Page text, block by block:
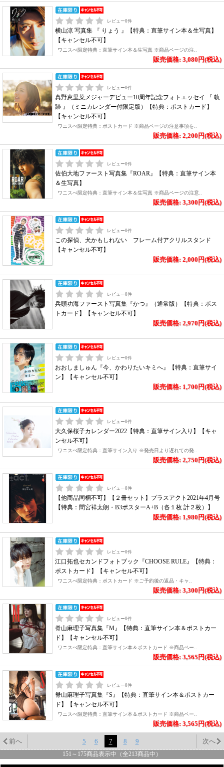
レビュー0件
横山涼 写真集 『 りょう 』【特典：直筆サイン本＆生写真】
【キャンセル不可】
ワニスぺ限定特典：直筆サイン本＆生写真 ※商品ページの注..
販売価格: 3,080円(税込)
レビュー0件
真野恵里菜メジャーデビュー10周年記念フォトエッセイ 『 軌
跡 』（ミニカレンダー付限定版）【特典：ポストカード】
【キャンセル不可】
ワニスぺ限定特典：ポストカード ※商品ページの注意事項を..
販売価格: 2,200円(税込)
レビュー0件
佐伯大地ファースト写真集『ROAR』【特典：直筆サイン本
＆生写真】
ワニスぺ限定特典：直筆サイン本＆生写真 ※商品ページの注意..
販売価格: 3,300円(税込)
レビュー0件
この探偵、犬かもしれない フレーム付アクリルスタンド
【キャンセル不可】
販売価格: 2,000円(税込)
レビュー0件
兵頭功海ファースト写真集『かつ』（通常版）【特典：ポス
トカード】【キャンセル不可】
販売価格: 2,970円(税込)
レビュー0件
おおしましゅん『今、かわりたいキミへ』【特典：直筆サイ
ン】【キャンセル不可】
販売価格: 1,700円(税込)
レビュー0件
大久保桜子カレンダー2022【特典：直筆サイン入り】【キャ
ンセル不可】
ワニスぺ限定特典：直筆サイン入り ※発売日より遅れての発..
販売価格: 2,750円(税込)
レビュー0件
【他商品同梱不可】【２冊セット】プラスアクト2021年4月号
【特典：間宮祥太朗・B3ポスターA+B（各１枚 計２枚）】
販売価格: 1,980円(税込)
レビュー0件
江口拓也セカンドフォトブック『CHOOSE RULE』【特典：
ポストカード】【キャンセル不可】
ワニスぺ限定特典：ポストカード ※ご予約後の返品・キャ..
販売価格: 3,300円(税込)
レビュー0件
脊山麻理子写真集『M』【特典：直筆サイン本＆ポストカー
ド】【キャンセル不可】
ワニスぺ限定特典：直筆サイン本＆ポストカード ※商品ペー..
販売価格: 3,565円(税込)
レビュー0件
脊山麻理子写真集『S』【特典：直筆サイン本＆ポストカー
ド】【キャンセル不可】
ワニスぺ限定特典：直筆サイン本＆ポストカード ※商品ペー..
販売価格: 3,565円(税込)
前へ 5 6 7 8 9 次へ
151 ～ 175商品表示中（全213商品中）